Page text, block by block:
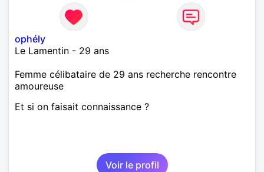
ophély
Le Lamentin - 29 ans
Femme célibataire de 29 ans recherche rencontre
amoureuse
Et si on faisait connaissance ?
Voir le profil